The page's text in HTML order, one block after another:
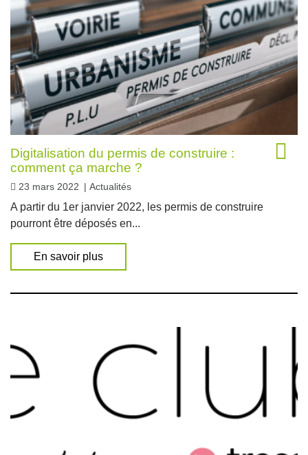
Digitalisation du permis de construire :
comment ça marche ?
23 mars 2022 | Actualités
A partir du 1er janvier 2022, les permis de construire
pourront être déposés en...
En savoir plus